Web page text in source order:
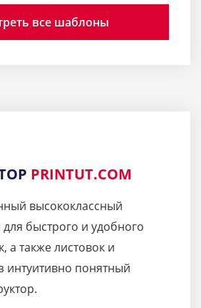
все шаблоны
PRINTUT.COM
высококлассный
для быстрого и удобного
а также листовок и
интуитивно понятный